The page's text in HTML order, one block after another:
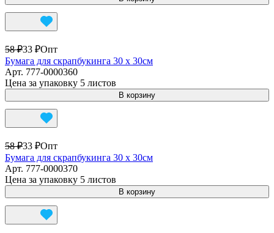
58 ₽33 ₽Опт
Бумага для скрапбукинга 30 х 30см
Арт. 777-0000360
Цена за упаковку 5 листов
В корзину
58 ₽33 ₽Опт
Бумага для скрапбукинга 30 х 30см
Арт. 777-0000370
Цена за упаковку 5 листов
В корзину